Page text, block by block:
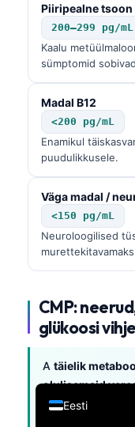
Piiripealne tsoon
200–299 pg/mL
Kaalu
sümptomid
Madal B12
<200 pg/mL
Enamikul
puudulikkusele.
Väga madal /
<150 pg/mL
Neuroloogilised
CMP:
glükoosi
A täielik
olulisemaid
vaatab
Eesti
English
العربية
Français
עִבְרִית
Italiano
Español
Português
Türkçe
Română
فارسی
Български
Dansk